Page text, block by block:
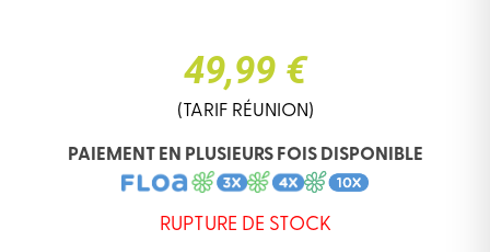
49,99 €
(TARIF RÉUNION)
PAIEMENT EN PLUSIEURS FOIS DISPONIBLE
RUPTURE DE STOCK